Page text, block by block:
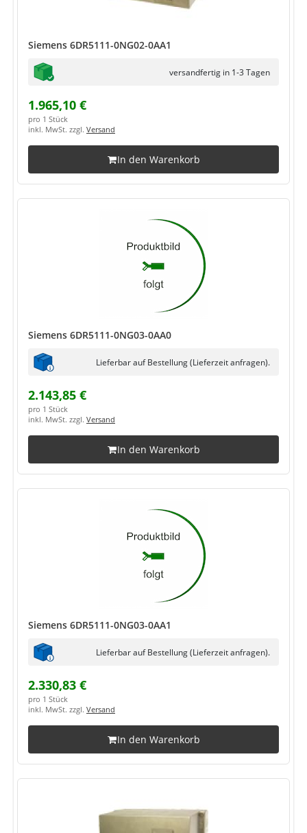
Siemens 6DR5111-0NG02-0AA1
versandfertig in 1-3 Tagen
1.965,10 €
pro 1 Stück
inkl. MwSt. zzgl. Versand
In den Warenkorb
Siemens 6DR5111-0NG03-0AA0
Lieferbar auf Bestellung (Lieferzeit anfragen).
2.143,85 €
pro 1 Stück
inkl. MwSt. zzgl. Versand
In den Warenkorb
Siemens 6DR5111-0NG03-0AA1
Lieferbar auf Bestellung (Lieferzeit anfragen).
2.330,83 €
pro 1 Stück
inkl. MwSt. zzgl. Versand
In den Warenkorb